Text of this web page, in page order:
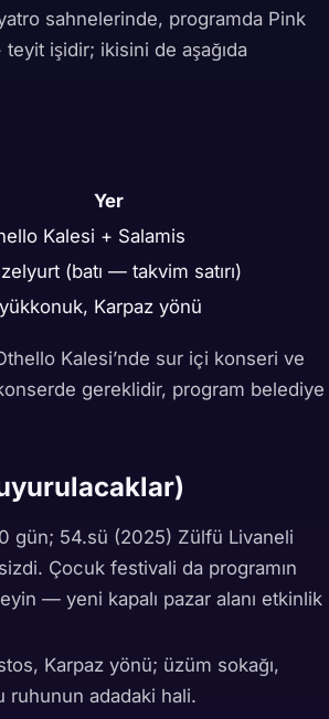
sahnelerinde, programda Pink
işidir; ikisini de aşağıda
Yer
Kalesi + Salamis
(batı — takvim satırı)
Karpaz yönü
Kalesi’nde sur içi konseri ve
gereklidir, program belediye
gün; 54.sü (2025) Zülfü Livaneli
Çocuk festivali da programın
— yeni kapalı pazar alanı etkinlik
Karpaz yönü; üzüm sokağı,
ruhunun adadaki hali.